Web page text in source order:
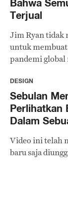
Bahwa
Terjual
Jim Ryan tidak
untuk
pandemi
DESIGN
Sebulan
Perlihatkan
Dalam
Video ini telah
baru saja